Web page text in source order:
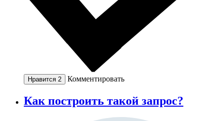
Нравится 2 Комментировать
Как построить такой запрос?